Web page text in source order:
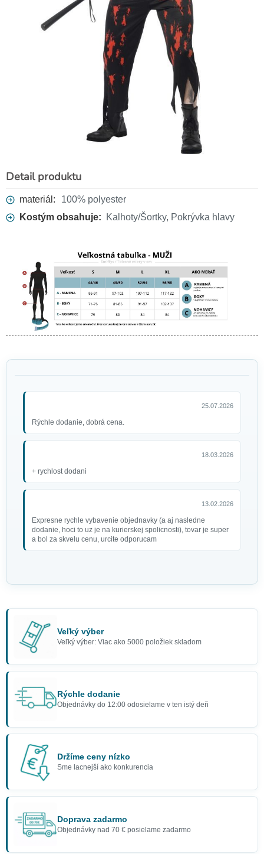
Policajný odznak s prackou a
retiazkou
6,30 €
Odznak polícia kovový
4,70 €
Halloween make up zombie
9,50 €
Detail produktu
materiál:
100% polyester
Kostým obsahuje:
Kalhoty/Šortky, Pokrývka hlavy
25.07.2026
Rýchle dodanie, dobrá cena.
18.03.2026
+ rychlost dodani
13.02.2026
Expresne rychle vybavenie objednavky (a aj nasledne
dodanie, hoci to uz je na kurierskej spolicnosti), tovar je super
a bol za skvelu cenu, urcite odporucam
Veľký výber
Veľký výber: Viac ako 5000 položiek skladom
Rýchle dodanie
Objednávky do 12:00 odosielame v ten istý deň
Držíme ceny nízko
Sme lacnejší ako konkurencia
Doprava zadarmo
Objednávky nad 70 € posielame zadarmo